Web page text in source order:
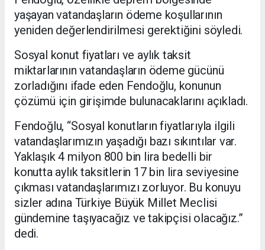
yaşayan vatandaşların ödeme koşullarının
yeniden değerlendirilmesi gerektiğini söyledi.
Sosyal konut fiyatları ve aylık taksit
miktarlarının vatandaşların ödeme gücünü
zorladığını ifade eden Fendoğlu, konunun
çözümü için girişimde bulunacaklarını açıkladı.
Fendoğlu, “Sosyal konutların fiyatlarıyla ilgili
vatandaşlarımızın yaşadığı bazı sıkıntılar var.
Yaklaşık 4 milyon 800 bin lira bedelli bir
konutta aylık taksitlerin 17 bin lira seviyesine
çıkması vatandaşlarımızı zorluyor. Bu konuyu
sizler adına Türkiye Büyük Millet Meclisi
gündemine taşıyacağız ve takipçisi olacağız.”
dedi.